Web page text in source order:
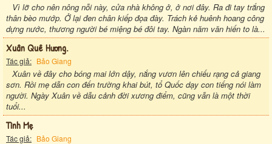
Vì lỡ cho nên nông nỗi này, cửa nhà không ở, ở nơi đây. Ra đi tay trắng
thân bèo mướp. Ở lại đen chân kiếp đọa đày. Trách kẻ huênh hoang công
dựng nước, thương người bé miệng bé đôi tay. Ngàn năm văn hiến to là...
Xuân Quê Hương.
Tác giả: Bảo Giang
Xuân về đây cho bóng mai lớn dậy, nắng vươn lên chiếu rạng cả giang
sơn. Rồi mẹ dẫn con đến trường khai bút, tổ Quốc dạy con tiếng nói làm
người. Ngày Xuân về dẫu cảnh đời xương điểm, cũng vẫn là một thời
tuổi...
Tình Mẹ
Tác giả: Bảo Giang